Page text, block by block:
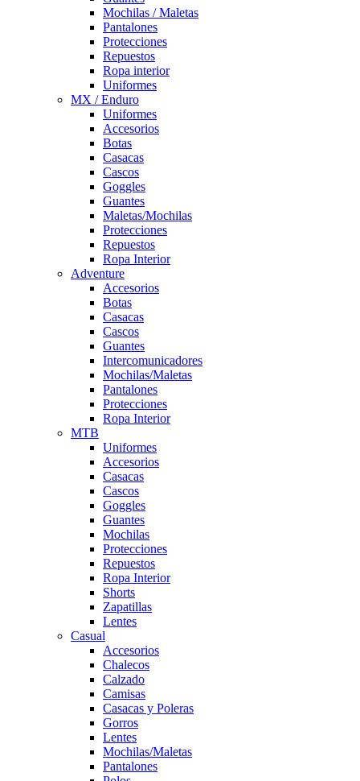
Mochilas / Maletas
Pantalones
Protecciones
Repuestos
Ropa interior
Uniformes
MX / Enduro
Uniformes
Accesorios
Botas
Casacas
Cascos
Goggles
Guantes
Maletas/Mochilas
Protecciones
Repuestos
Ropa Interior
Adventure
Accesorios
Botas
Casacas
Cascos
Guantes
Intercomunicadores
Mochilas/Maletas
Pantalones
Protecciones
Ropa Interior
MTB
Uniformes
Accesorios
Casacas
Cascos
Goggles
Guantes
Mochilas
Protecciones
Repuestos
Ropa Interior
Shorts
Zapatillas
Lentes
Casual
Accesorios
Chalecos
Calzado
Camisas
Casacas y Poleras
Gorros
Lentes
Mochilas/Maletas
Pantalones